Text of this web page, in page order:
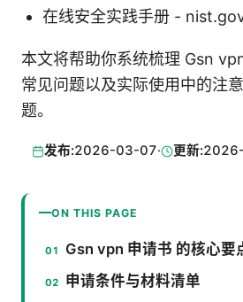
在线安全实践手册 -
本文将帮助你系统梳理 Gsn
常见问题以及实际使用中的注
题。
发布:2026-03-07· 更新:
ON THIS PAGE
Gsn vpn 申请书 的核心要
申请条件与材料清单